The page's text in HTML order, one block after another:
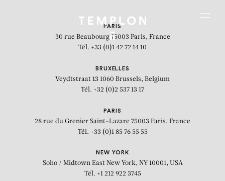
PARIS
30 rue Beaubourg 75003 Paris, France
Tél. +33 (0)1 42 72 14 10
BRUXELLES
Veydtstraat 13 1060 Brussels, Belgium
Tél. +32 (0)2 537 13 17
PARIS
28 rue du Grenier Saint-Lazare 75003 Paris, France
Tél. +33 (0)1 85 76 55 55
NEW YORK
Soho / Midtown East New York, NY 10001, USA
Tél. +1 212 922 3745